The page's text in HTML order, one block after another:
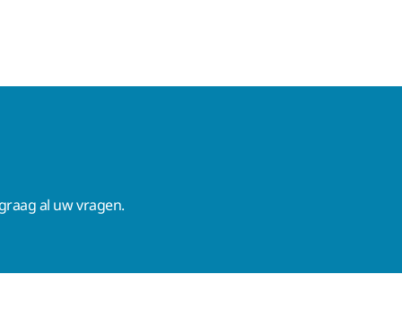
al uw vragen.